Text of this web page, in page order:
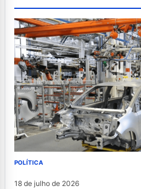
POLÍTICA
18 de julho de 2026